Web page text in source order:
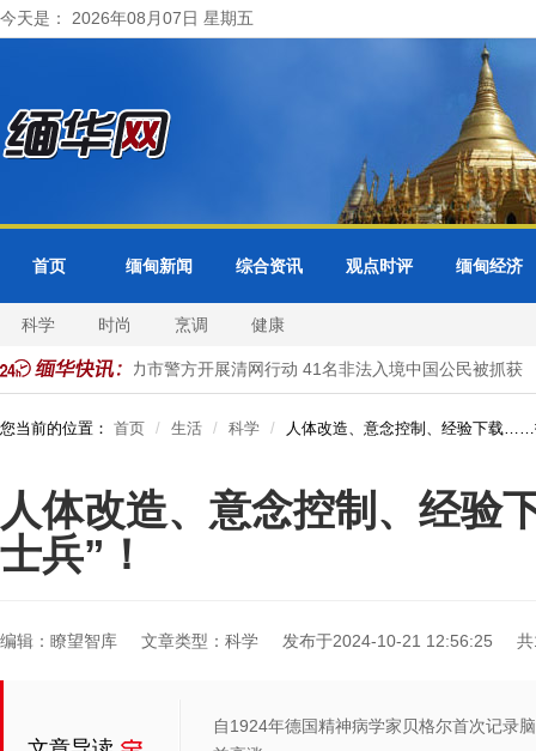
今天是： 2026年08月07日 星期五
首页 缅甸新闻 综合资讯 观点时评 缅甸经济
科学 时尚 烹调 健康
缅甸大其力市警方开展清网行动 41名非法入境中国公民被抓获
您当前的位置： 首页 生活 科学 人体改造、意念控制、经验下载……
人体改造、意念控制、经
士兵”！
编辑：瞭望智库 文章类型：科学 发布于2024-10-21 12:56:25
自1924年德国精神病学家贝格尔首次记录